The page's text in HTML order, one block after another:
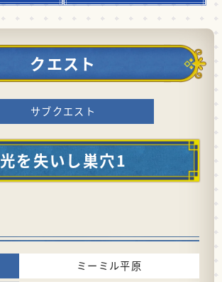
クエスト
サブクエスト
光を失いし巣穴1
ミーミル平原